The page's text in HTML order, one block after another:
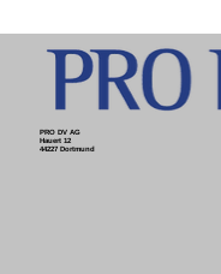
PRO DV AG
Hauert 12
44227 Dortmund